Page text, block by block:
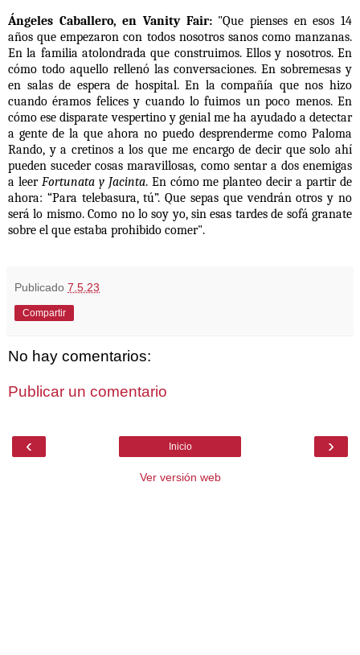
Ángeles Caballero, en Vanity Fair:"Que pienses en esos 14
años que empezaron con todos nosotros sanos como manzanas.
En la familia atolondrada que construimos. Ellos y nosotros. En
cómo todo aquello rellenó las conversaciones. En sobremesas y
en salas de espera de hospital. En la compañía que nos hizo
cuando éramos felices y cuando lo fuimos un poco menos. En
cómo ese disparate vespertino y genial me ha ayudado a detectar
a gente de la que ahora no puedo desprenderme como Paloma
Rando, y a cretinos a los que me encargo de decir que solo ahí
pueden suceder cosas maravillosas, como sentar a dos enemigas
a leer Fortunata y Jacinta. En cómo me planteo decir a partir de
ahora: “Para telebasura, tú”.Que sepas que vendrán otros y no
será lo mismo. Como no lo soy yo, sin esas tardes de sofá granate
sobre el que estaba prohibido comer".
Publicado 7.5.23
Compartir
No hay comentarios:
Publicar un comentario
‹ ›
Inicio
Ver versión web